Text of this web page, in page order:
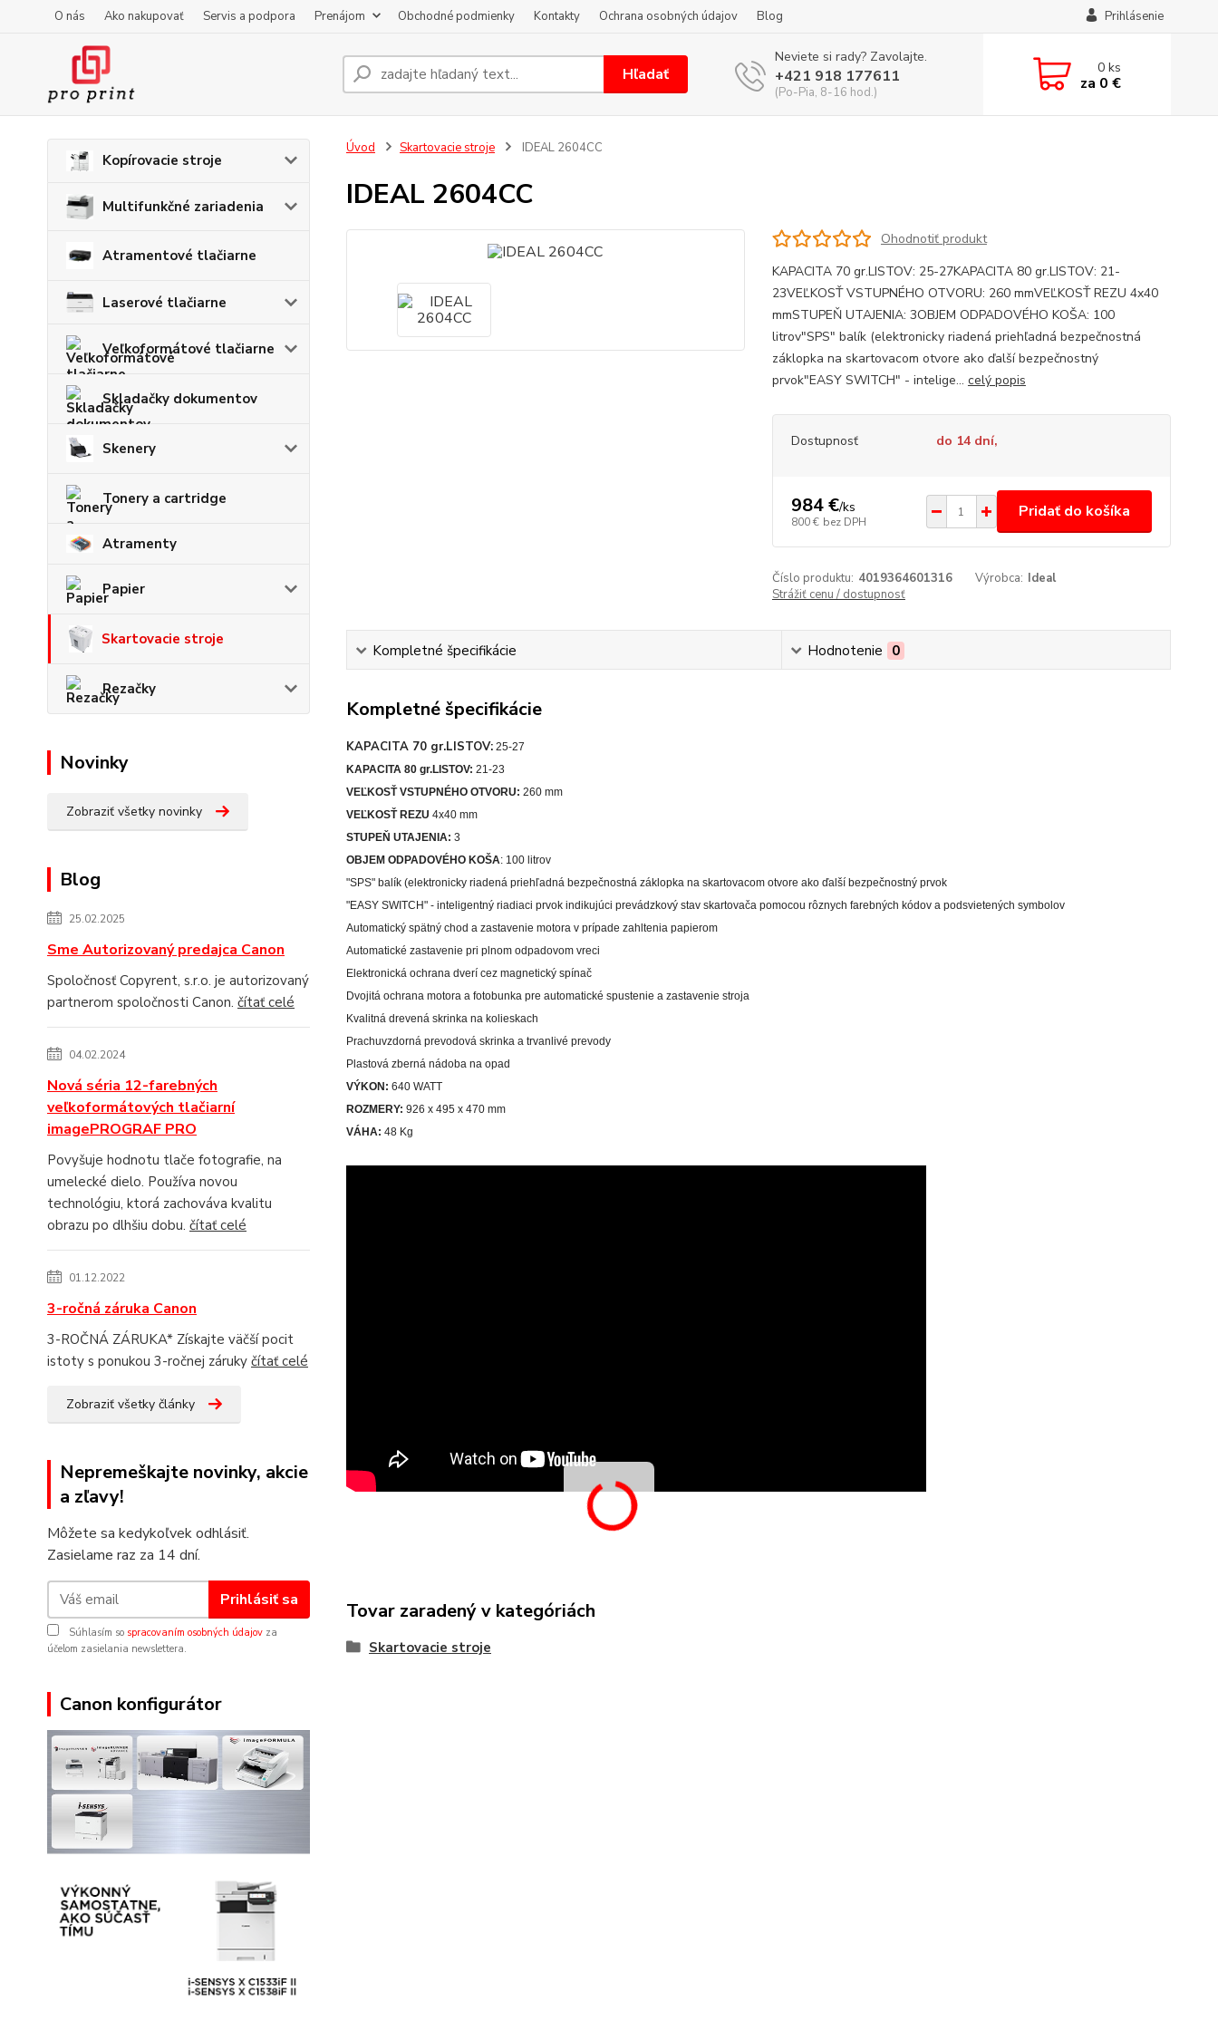
O nás Ako nakupovať Servis a podpora Prenájom Obchodné podmienky Kontakty Ochrana osobných údajov Blog Prihlásenie
Hľadať
Neviete si rady? Zavolajte.
+421 918 177611
(Po-Pia, 8-16 hod.)
0ks
za 0 €
Kopírovacie stroje
Multifunkčné zariadenia
Atramentové tlačiarne
Laserové tlačiarne
Veľkoformátové tlačiarne
Skladačky dokumentov
Skenery
Tonery a cartridge
Atramenty
Papier
Skartovacie stroje
Rezačky
Novinky
Zobraziť všetky novinky
Blog
25.02.2025
Sme Autorizovaný predajca Canon
Spoločnosť Copyrent, s.r.o. je autorizovaný
partnerom spoločnosti Canon. čítať celé
04.02.2024
Nová séria 12-farebných
veľkoformátových tlačiarní
imagePROGRAF PRO
Povyšuje hodnotu tlače fotografie, na
umelecké dielo. Používa novou
technológiu, ktorá zachováva kvalitu
obrazu po dlhšiu dobu. čítať celé
01.12.2022
3-ročná záruka Canon
3-ROČNÁ ZÁRUKA* Získajte väčší pocit
istoty s ponukou 3-ročnej záruky čítať celé
Zobraziť všetky články
Nepremeškajte novinky, akcie
a zľavy!
Môžete sa kedykoľvek odhlásiť.
Zasielame raz za 14 dní.
Prihlásiť sa
Súhlasím so spracovaním osobných údajov za
účelom zasielania newslettera.
Canon konfigurátor
Úvod Skartovacie stroje IDEAL 2604CC
IDEAL 2604CC
Ohodnotiť produkt
KAPACITA 70 gr.LISTOV: 25-27KAPACITA 80 gr.LISTOV: 21-
23VEĽKOSŤ VSTUPNÉHO OTVORU: 260 mmVEĽKOSŤ REZU 4x40
mmSTUPEŇ UTAJENIA: 3OBJEM ODPADOVÉHO KOŠA: 100
litrov"SPS" balík (elektronicky riadená priehľadná bezpečnostná
záklopka na skartovacom otvore ako ďalší bezpečnostný
prvok"EASY SWITCH" - intelige... celý popis
Dostupnosť do 14 dní,
984 €/ks
800 € bez DPH
Pridať do košíka
Číslo produktu: 4019364601316 Výrobca: Ideal
Strážiť cenu / dostupnosť
Kompletné špecifikácie Hodnotenie 0
Kompletné špecifikácie
KAPACITA 70 gr.LISTOV:25-27
KAPACITA 80 gr.LISTOV: 21-23
VEĽKOSŤ VSTUPNÉHO OTVORU: 260 mm
VEĽKOSŤ REZU 4x40 mm
STUPEŇ UTAJENIA: 3
OBJEM ODPADOVÉHO KOŠA: 100 litrov
"SPS" balík (elektronicky riadená priehľadná bezpečnostná záklopka na skartovacom otvore ako ďalší bezpečnostný prvok
"EASY SWITCH" - inteligentný riadiaci prvok indikujúci prevádzkový stav skartovača pomocou rôznych farebných kódov a podsvietených symbolov
Automatický spätný chod a zastavenie motora v prípade zahltenia papierom
Automatické zastavenie pri plnom odpadovom vreci
Elektronická ochrana dverí cez magnetický spínač
Dvojitá ochrana motora a fotobunka pre automatické spustenie a zastavenie stroja
Kvalitná drevená skrinka na kolieskach
Prachuvzdorná prevodová skrinka a trvanlivé prevody
Plastová zberná nádoba na opad
VÝKON: 640 WATT
ROZMERY: 926 x 495 x 470 mm
VÁHA: 48 Kg
Tovar zaradený v kategóriách
Skartovacie stroje